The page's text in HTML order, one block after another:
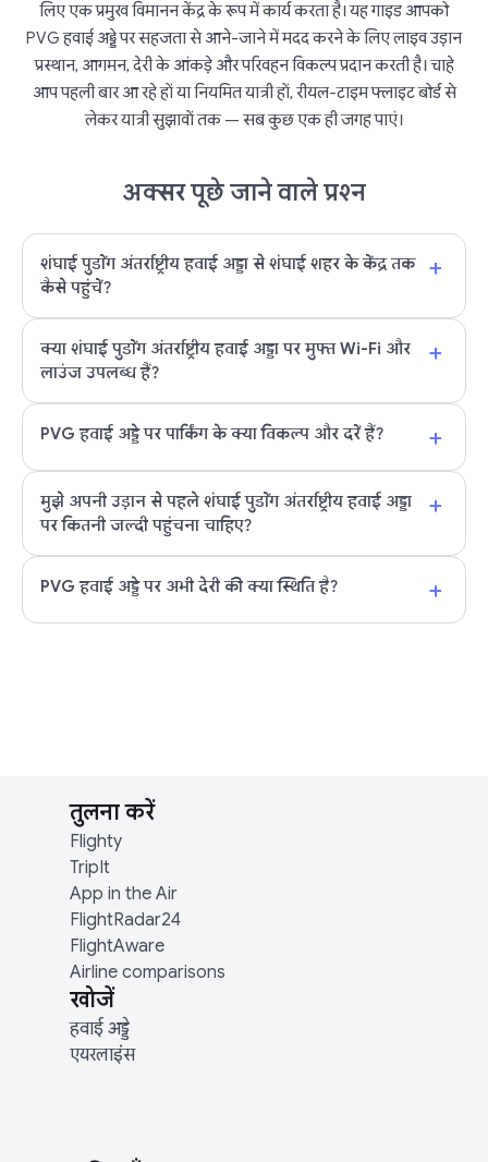
लिए एक प्रमुख विमानन केंद्र के रूप में कार्य करता है। यह गाइड आपको
PVG हवाई अड्डे पर सहजता से आने-जाने में मदद करने के लिए लाइव उड़ान
प्रस्थान, आगमन, देरी के आंकड़े और परिवहन विकल्प प्रदान करती है। चाहे
आप पहली बार आ रहे हों या नियमित यात्री हों, रीयल-टाइम फ्लाइट बोर्ड से
लेकर यात्री सुझावों तक — सब कुछ एक ही जगह पाएं।
अक्सर पूछे जाने वाले प्रश्न
शंघाई पुडोंग अंतर्राष्ट्रीय हवाई अड्डा से शंघाई शहर के केंद्र तक
कैसे पहुंचें?
+
क्या शंघाई पुडोंग अंतर्राष्ट्रीय हवाई अड्डा पर मुफ्त Wi-Fi और
लाउंज उपलब्ध हैं?
+
PVG हवाई अड्डे पर पार्किंग के क्या विकल्प और दरें हैं? +
मुझे अपनी उड़ान से पहले शंघाई पुडोंग अंतर्राष्ट्रीय हवाई अड्डा
पर कितनी जल्दी पहुंचना चाहिए?
+
PVG हवाई अड्डे पर अभी देरी की क्या स्थिति है? +
तुलना करें
Flighty
TripIt
App in the Air
FlightRadar24
FlightAware
Airline comparisons
खोजें
हवाई अड्डे
एयरलाइंस